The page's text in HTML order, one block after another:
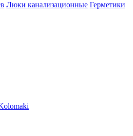
Люки канализационные Герметики